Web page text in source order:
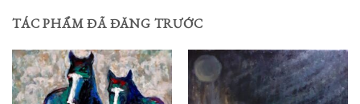
TÁC PHẨM ĐÃ ĐĂNG TRƯỚC